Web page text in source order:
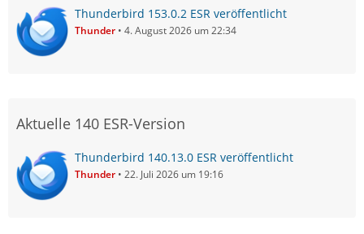
Thunderbird 153.0.2 ESR veröffentlicht
Thunder 4. August 2026 um 22:34
Aktuelle 140 ESR-Version
Thunderbird 140.13.0 ESR veröffentlicht
Thunder 22. Juli 2026 um 19:16